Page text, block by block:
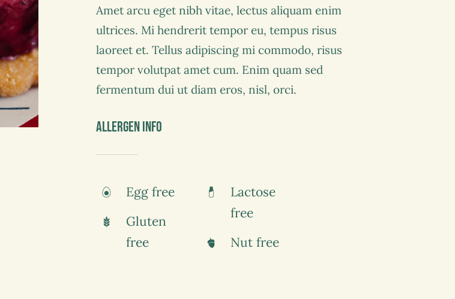
Amet arcu eget nibh vitae, lectus aliquam enim
ultrices. Mi hendrerit tempor eu, tempus risus
laoreet et. Tellus adipiscing mi commodo, risus
tempor volutpat amet cum. Enim quam sed
fermentum dui ut diam eros, nisl, orci.
Allergen Info
Egg free
Gluten
free
Lactose
free
Nut free